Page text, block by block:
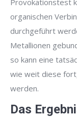
Provokationstest
organischen
durchgeführt
Metallionen
so kann eine
wie weit diese
werden.
Das